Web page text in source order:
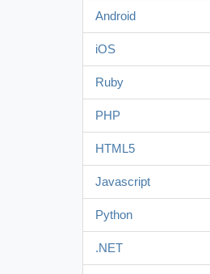
Android
iOS
Ruby
PHP
HTML5
Javascript
Python
.NET